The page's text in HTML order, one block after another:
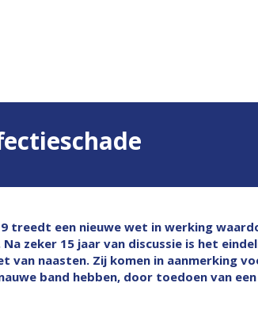
treedt een nieuwe wet in werking
zeker 15 jaar van discussie is het
van naasten. Zij komen in aanmerking
band hebben, door toedoen van